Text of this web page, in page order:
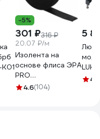
-5%
301 ₽316 ₽
20.07 ₽/м
Изолента на
основе флиса ЭРА
PRO
PROFLEEC1915 19
4.6(104)
5
Люк
LUK
4.9